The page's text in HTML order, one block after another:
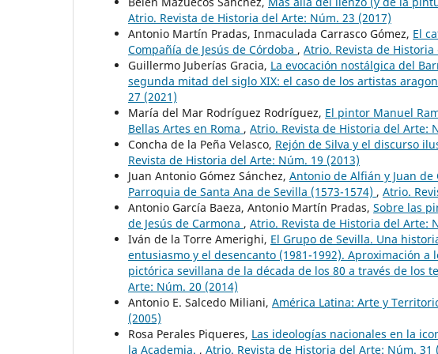
Atrio. Revista de Historia del Arte: Núm. 23 (2017)
Antonio Martín Pradas, Inmaculada Carrasco Gómez, El
Compañía de Jesús de Córdoba , Atrio. Revista de
Guillermo Juberías Gracia, La evocación nostálgica del
segunda mitad del siglo XIX: el caso de los artistas
27 (2021)
María del Mar Rodríguez Rodríguez, El pintor Manuel
Bellas Artes en Roma , Atrio. Revista de Historia del Arte:
Concha de la Peña Velasco, Rejón de Silva y el discurso
Revista de Historia del Arte: Núm. 19 (2013)
Juan Antonio Gómez Sánchez, Antonio de Alfián y Juan
Parroquia de Santa Ana de Sevilla (1573-1574) , Atrio.
Antonio García Baeza, Antonio Martín Pradas, Sobre las
de Jesús de Carmona , Atrio. Revista de Historia del Arte:
Iván de la Torre Amerighi, El Grupo de Sevilla. Una
entusiasmo y el desencanto (1981-1992). Aproximación
pictórica sevillana de la década de los 80 a través de los
Arte: Núm. 20 (2014)
Antonio E. Salcedo Miliani, América Latina: Arte y
(2005)
Rosa Perales Piqueres, Las ideologías nacionales en la
la Academia. , Atrio. Revista de Historia del Arte: Núm. 31